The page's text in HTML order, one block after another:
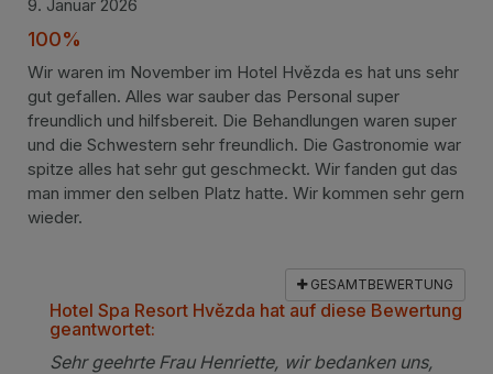
9. Januar 2026
100%
Wir waren im November im Hotel Hvězda es hat uns sehr
gut gefallen. Alles war sauber das Personal super
freundlich und hilfsbereit. Die Behandlungen waren super
und die Schwestern sehr freundlich. Die Gastronomie war
spitze alles hat sehr gut geschmeckt. Wir fanden gut das
man immer den selben Platz hatte. Wir kommen sehr gern
wieder.
GESAMTBEWERTUNG
Hotel Spa Resort Hvězda hat auf diese Bewertung
geantwortet:
Sehr geehrte Frau Henriette, wir bedanken uns,